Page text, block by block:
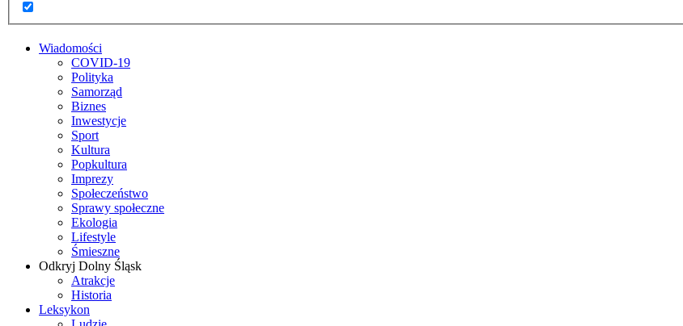
Wiadomości
COVID-19
Polityka
Samorząd
Biznes
Inwestycje
Sport
Kultura
Popkultura
Imprezy
Społeczeństwo
Sprawy społeczne
Ekologia
Lifestyle
Śmieszne
Odkryj Dolny Śląsk
Atrakcje
Historia
Leksykon